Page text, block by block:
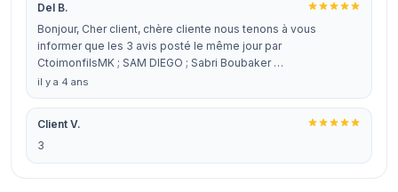
Del B.
Bonjour, Cher client, chère cliente nous tenons à vous
informer que les 3 avis posté le même jour par
CtoimonfilsMK ; SAM DIEGO ; Sabri Boubaker …
il y a 4 ans
Client V.
3